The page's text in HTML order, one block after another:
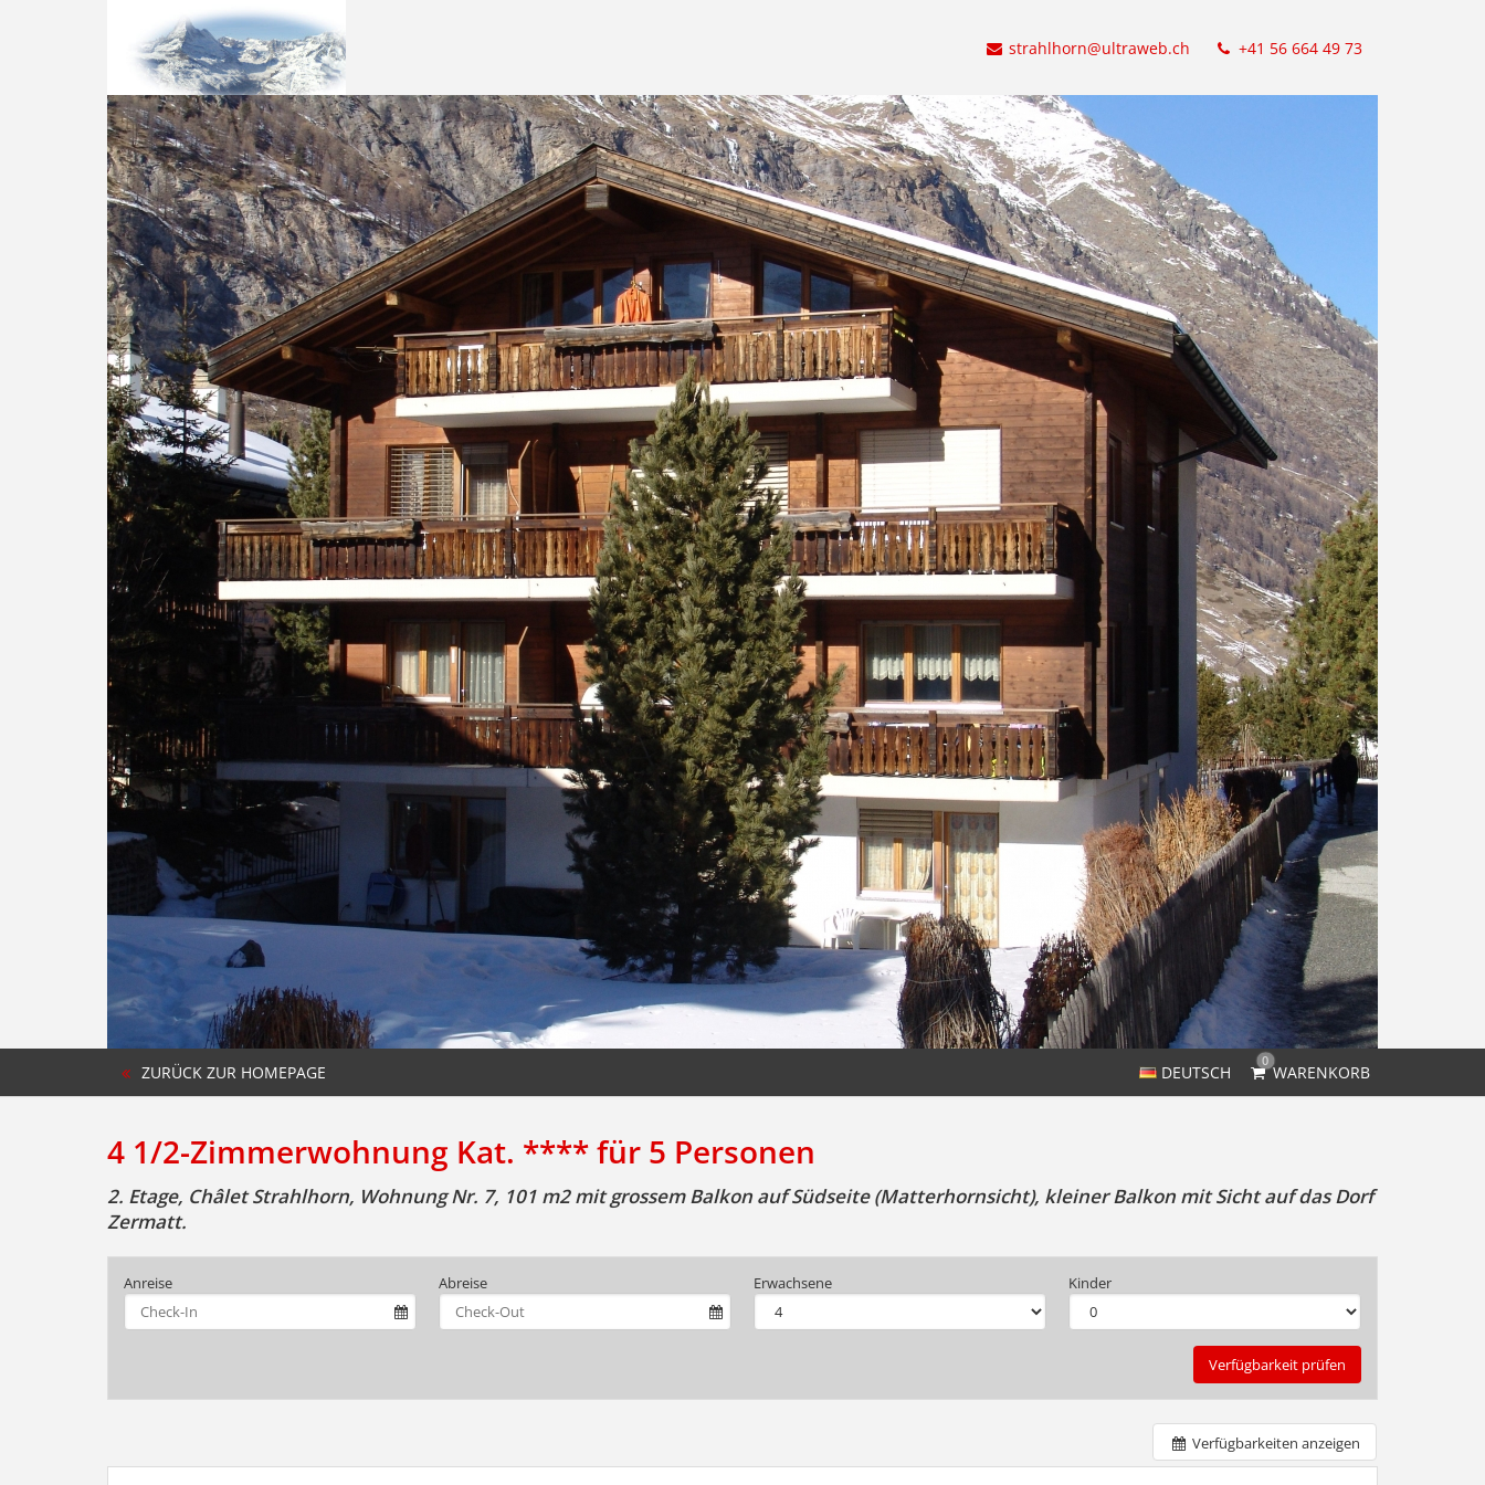
strahlhorn@ultraweb.ch +41 56 664 49 73
DEUTSCH
0
WARENKORB
ZURÜCK ZUR HOMEPAGE
4 1/2-Zimmerwohnung Kat. **** für 5 Personen
2. Etage, Châlet Strahlhorn, Wohnung Nr. 7, 101 m2 mit grossem Balkon auf Südseite (Matterhornsicht), kleiner Balkon mit Sicht auf das Dorf
Zermatt.
Anreise Abreise Erwachsene Kinder
Verfügbarkeit prüfen
Verfügbarkeiten anzeigen